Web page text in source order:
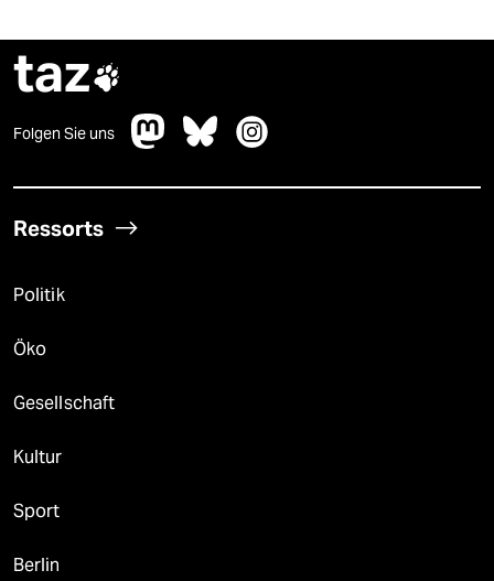
taz
Folgen Sie uns
Ressorts
Politik
Öko
Gesellschaft
Kultur
Sport
Berlin